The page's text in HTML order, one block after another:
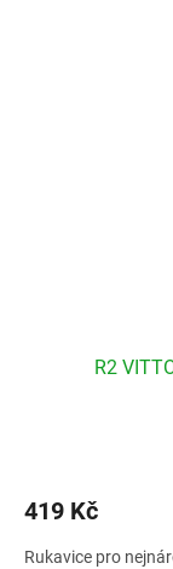
R2
419 Kč
Rukavice pro